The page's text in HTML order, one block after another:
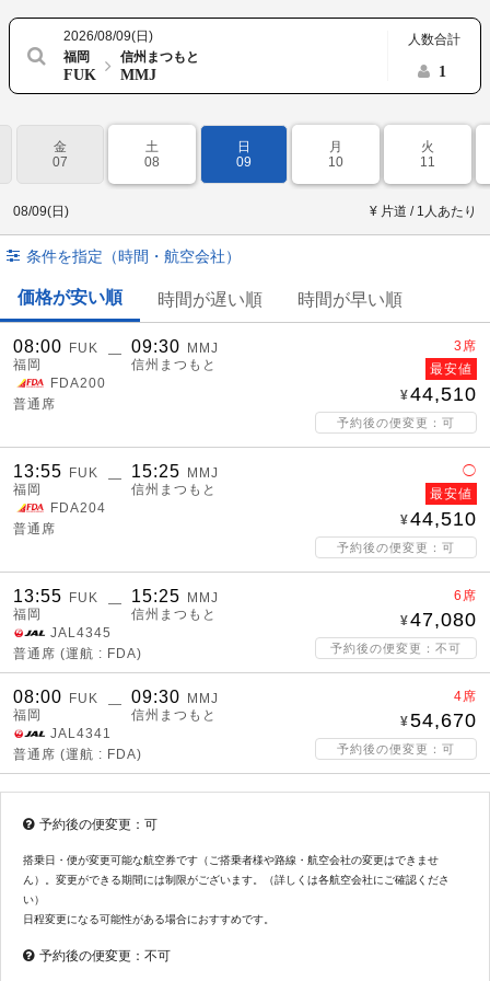
2026/08/09(日)
福岡
FUK
信州まつもと
MMJ
人数合計
1
金
07
土
08
日
09
月
10
火
11
08/09(日) ¥ 片道 / 1人あたり
条件を指定（時間・航空会社）
価格が安い順 時間が遅い順 時間が早い順
08:00
FUK
福岡
― 09:30
MMJ
信州まつもと
FDA200
普通席
3席
最安値
44,510
予約後の便変更：可
13:55
FUK
福岡
― 15:25
MMJ
信州まつもと
FDA204
普通席
◯
最安値
44,510
予約後の便変更：可
13:55
FUK
福岡
― 15:25
MMJ
信州まつもと
JAL4345
普通席 (運航 : FDA)
6席
47,080
予約後の便変更：不可
08:00
FUK
福岡
― 09:30
MMJ
信州まつもと
JAL4341
普通席 (運航 : FDA)
4席
54,670
予約後の便変更：可
予約後の便変更：可
搭乗日・便が変更可能な航空券です（ご搭乗者様や路線・航空会社の変更はできませ
ん）。変更ができる期間には制限がございます。（詳しくは各航空会社にご確認くださ
い）
日程変更になる可能性がある場合におすすめです。
予約後の便変更：不可